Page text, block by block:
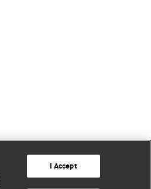
I Accept